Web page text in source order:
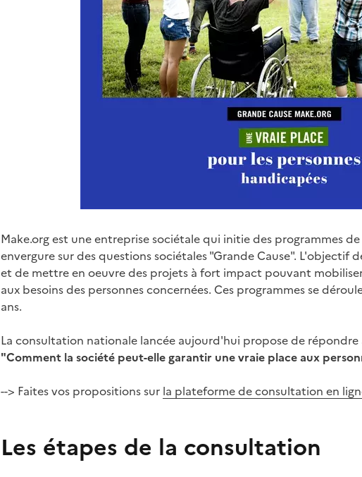
Make.org est une entreprise sociétale qui initie des programmes
envergure sur des questions sociétales "Grande Cause". L'objectif
et de mettre en oeuvre des projets à fort impact pouvant
aux besoins des personnes concernées. Ces programmes se
ans.
La consultation nationale lancée aujourd'hui propose de répondre
"Comment la société peut-elle garantir une vraie place aux
--> Faites vos propositions sur la plateforme de consultation en
Les étapes de la consultation